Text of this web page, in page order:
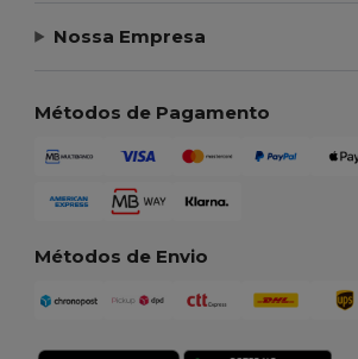
Nossa Empresa
Métodos de Pagamento
Métodos de Envio